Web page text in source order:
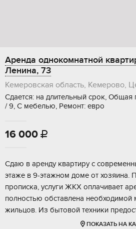
Аренда однокомнатной
Ленина, 73
Кемеровская область, Кемерово,
Сдается: на длительный срок,
/ 9, С мебелью, Ремонт: евро
16 000 
Сдаю в аренду квартиру с
этаже в 9-этажном доме от хозяина.
прописка, услуги ЖКХ оплачивает
полностью обставлена необходимой
жильцов. Из бытовой техники
ПОКАЗАТЬ НА